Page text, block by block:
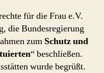
fordern
Unterstützung
für die Frau e.V.
die Bundesregierung
zum Schutz und
“ beschließen.
wurde begrüßt.